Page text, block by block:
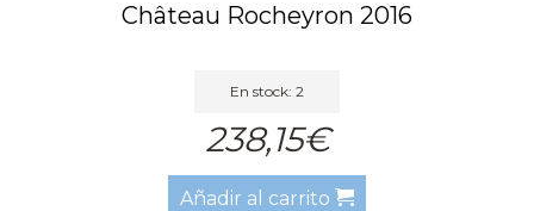
Château Rocheyron 2016
En stock: 2
238,15€
Añadir al carrito